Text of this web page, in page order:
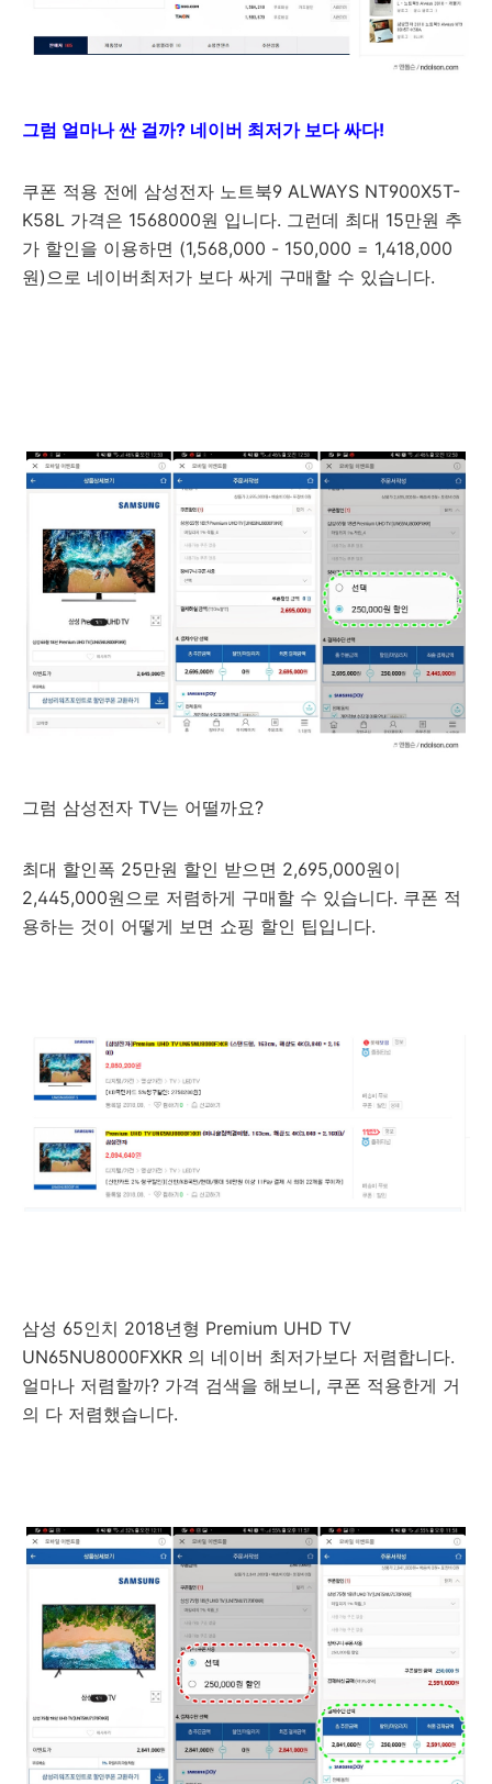
그럼 얼마나 싼 걸까? 네이버 최저가 보다 싸다!
쿠폰 적용 전에 삼성전자 노트북9 ALWAYS NT900X5T-
K58L 가격은 1568000원 입니다. 그런데 최대 15만원 추
가 할인을 이용하면 (1,568,000 - 150,000 = 1,418,000
원)으로 네이버최저가 보다 싸게 구매할 수 있습니다.
그럼 삼성전자 TV는 어떨까요?
최대 할인폭 25만원 할인 받으면 2,695,000원이
2,445,000원으로 저렴하게 구매할 수 있습니다. 쿠폰 적
용하는 것이 어떻게 보면 쇼핑 할인 팁입니다.
삼성 65인치 2018년형 Premium UHD TV
UN65NU8000FXKR 의 네이버 최저가보다 저렴합니다.
얼마나 저렴할까? 가격 검색을 해보니, 쿠폰 적용한게 거
의 다 저렴했습니다.